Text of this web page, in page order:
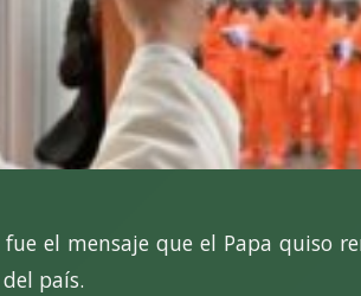
el mensaje que el Papa quiso
país.